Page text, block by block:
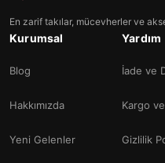
En zarif takılar, mücevherler ve
Kurumsal
Blog
Hakkımızda
Yeni Gelenler
Yardım
İade ve
Kargo
Gizlilik